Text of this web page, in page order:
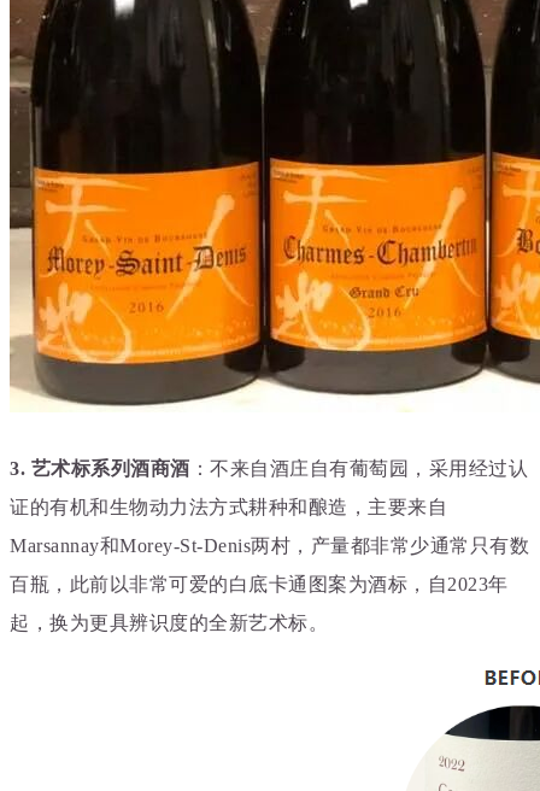
3. 艺术标系列酒商酒 ：不来自酒庄自有葡萄园，采用经过认
证的有机和生物动力法方式耕种和酿造，主要来自
Marsannay和Morey-St-Denis两村，产量都非常少通常只有数
百瓶，此前以非常可爱的白底卡通图案为酒标，自2023年
起，换为更具辨识度的全新艺术标。